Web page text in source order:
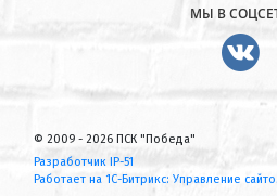
МЫ В
© 2009 - 2026 ПСК "Победа"
Разработчик IP-51
Работает на 1С-Битрикс: Управление